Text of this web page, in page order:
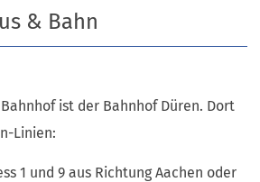
& Bahn
ist der Bahnhof Düren. Dort
Linien:
1 und 9 aus Richtung Aachen oder